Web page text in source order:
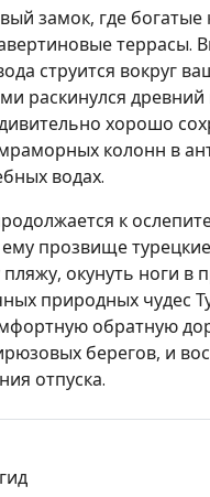
замок, где
террасы.
струится вокруг
раскинулся
хорошо
колонн в
водах.
к
прозвище
окунуть ноги в
природных чудес
обратную
берегов, и
отпуска.